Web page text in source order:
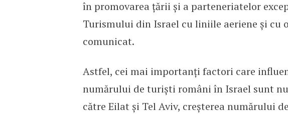
în promovarea ţării şi a parteneriatelor
Turismului din Israel cu liniile aeriene şi cu
comunicat.
Astfel, cei mai importanți factori care
numărului de turiști români în Israel sunt
către Eilat și Tel Aviv, creșterea numărului